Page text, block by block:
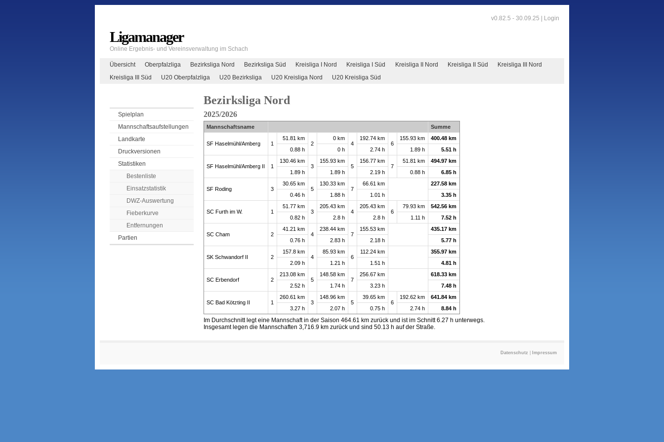
v0.82.5 - 30.09.25 | Login
Ligamanager
Online Ergebnis- und Vereinsverwaltung im Schach
Übersicht Oberpfalzliga Bezirksliga Nord Bezirksliga Süd Kreisliga I Nord Kreisliga I Süd Kreisliga II Nord Kreisliga II Süd
Kreisliga III Nord
Kreisliga III Süd
U20 Oberpfalzliga U20 Bezirksliga U20 Kreisliga Nord U20 Kreisliga Süd
Spielplan
Mannschaftsaufstellungen
Landkarte
Druckversionen
Statistiken
Bestenliste
Einsatzstatistik
DWZ-Auswertung
Fieberkurve
Entfernungen
Partien
Bezirksliga Nord
2025/2026
Mannschaftsname Summe
SF Haselmühl/Amberg 1
51.81 km
2
0 km
4
192.74 km
6
155.93 km
400.48 km
0.88 h
0 h 2.74 h 1.89 h 5.51 h
SF Haselmühl/Amberg II 1
130.46 km
3
155.93 km
5
156.77 km
7
51.81 km
494.97 km
1.89 h
1.89 h 2.19 h 0.88 h 6.85 h
SF Roding 3
30.65 km
5
130.33 km
7
66.61 km
227.58 km
0.46 h
1.88 h 1.01 h 3.35 h
SC Furth im W. 1
51.77 km
3
205.43 km
4
205.43 km
6
79.93 km
542.56 km
0.82 h
2.8 h 2.8 h 1.11 h 7.52 h
SC Cham 2
41.21 km
4
238.44 km
7
155.53 km
435.17 km
0.76 h
2.83 h 2.18 h 5.77 h
SK Schwandorf II 2
157.8 km
4
85.93 km
6
112.24 km
355.97 km
2.09 h
1.21 h 1.51 h 4.81 h
SC Erbendorf 2
213.08 km
5
148.58 km
7
256.67 km
618.33 km
2.52 h
1.74 h 3.23 h 7.48 h
SC Bad Kötzting II 1
260.61 km
3
148.96 km
5
39.65 km
6
192.62 km
641.84 km
3.27 h
2.07 h 0.75 h 2.74 h 8.84 h
Im Durchschnitt legt eine Mannschaft in der Saison 464.61 km zurück und ist im Schnitt 6.27 h unterwegs.
Insgesamt legen die Mannschaften 3,716.9 km zurück und sind 50.13 h auf der Straße.
Datenschutz Impressum